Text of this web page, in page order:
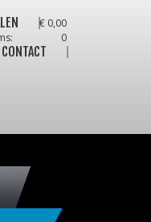
CONTACT
€ 0,00
0